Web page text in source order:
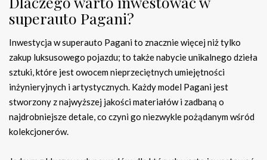
superauto Pagani?
Inwestycja w superauto Pagani to znacznie więcej niż tylko
zakup luksusowego pojazdu; to także nabycie unikalnego dzieła
sztuki, które jest owocem nieprzeciętnych umiejętności
inżynieryjnych i artystycznych. Każdy model Pagani jest
stworzony z najwyższej jakości materiałów i zadbaną o
najdrobniejsze detale, co czyni go niezwykle pożądanym wśród
kolekcjonerów.